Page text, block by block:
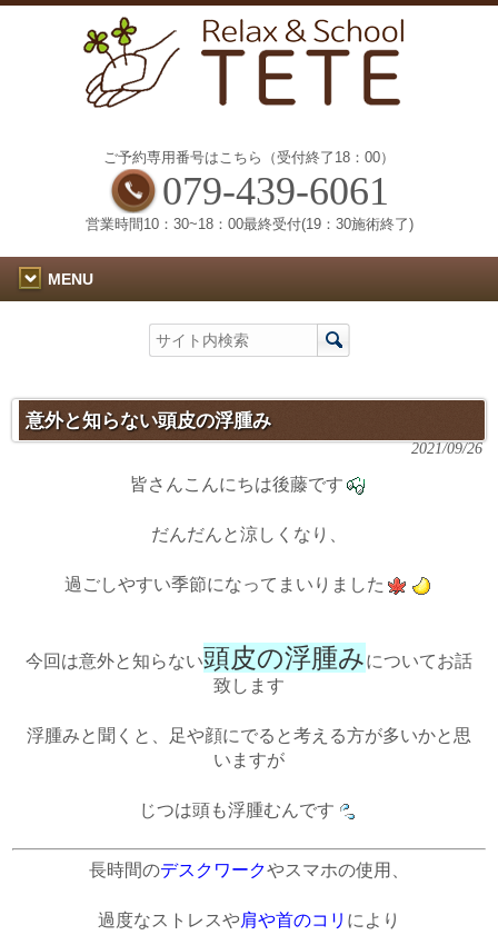
ご予約専用番号はこちら（受付終了18：00）
079-439-6061
営業時間10：30~18：00最終受付(19：30施術終了)
MENU
意外と知らない頭皮の浮腫み
2021/09/26
皆さんこんにちは後藤です
だんだんと涼しくなり、
過ごしやすい季節になってまいりました
今回は意外と知らない頭皮の浮腫みについてお話
致します
浮腫みと聞くと、足や顔にでると考える方が多いかと思
いますが
じつは頭も浮腫むんです
長時間のデスクワークやスマホの使用、
過度なストレスや肩や首のコリ により